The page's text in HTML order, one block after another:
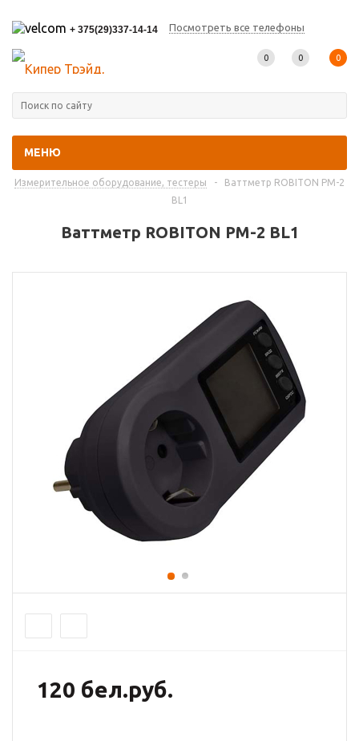
+ 375(29)337-14-14 Посмотреть все телефоны
МЕНЮ
0 0 0
Измерительное оборудование, тестеры
-
Ваттметр ROBITON PM-2
BL1
Ваттметр ROBITON PM-2 BL1
120 бел.руб.